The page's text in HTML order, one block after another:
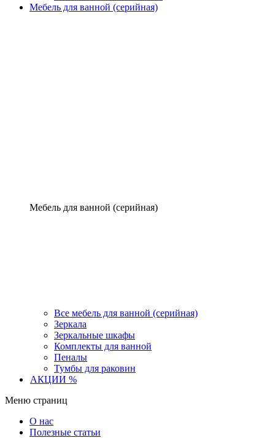
Мебель для ванной (серийная)
Мебель для ванной (серийная)
Все мебель для ванной (серийная)
Зеркала
Зеркальные шкафы
Комплекты для ванной
Пеналы
Тумбы для раковин
АКЦИИ %
Меню страниц
О нас
Полезные статьи